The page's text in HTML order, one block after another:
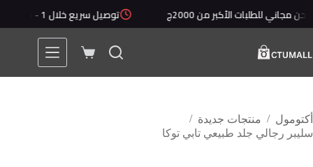
للطلبات الأكبر من 2000ج توصيل سريع خلال 1 - 5 أيام
أكتومول / منتجات جديدة /
سليبر رجالي جلد طبيعي تابي توكا